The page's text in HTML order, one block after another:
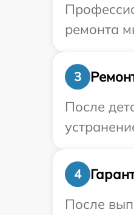
ремонта
3
После
4
После